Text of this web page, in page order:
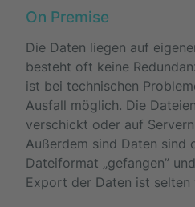
On Premise
Die Daten liegen auf
besteht oft keine
ist bei technischen
Ausfall möglich. Die
verschickt oder auf
Außerdem sind Daten sind
Dateiformat „gefangen”
Export der Daten ist selten